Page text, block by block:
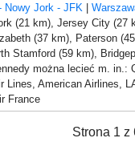
Nowy Jork - JFK |
(21 km), Jersey City (27
(37 km), Paterson
Stamford (59 km),
można lecieć m. in.:
Lines, American Airlines,
France
Strona 1 z